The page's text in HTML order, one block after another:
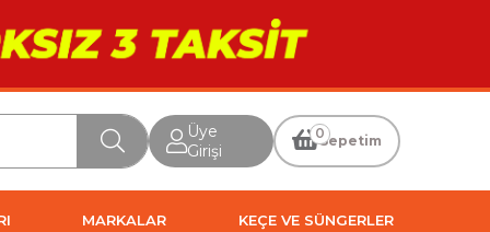
Üye
Girişi
Sepetim
0
MARKALAR KEÇE VE SÜNGERLER